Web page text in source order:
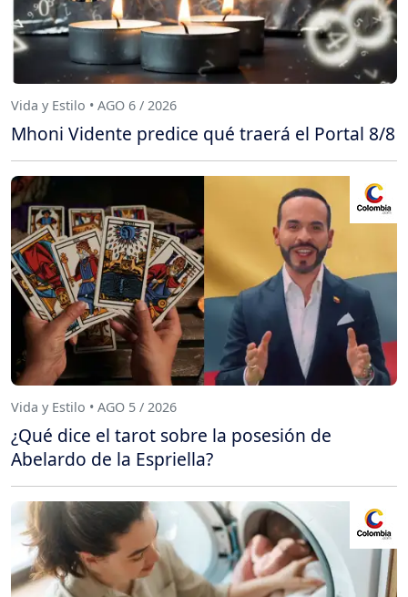
Vida y Estilo • AGO 6 / 2026
Mhoni Vidente predice qué traerá el Portal 8/8
Vida y Estilo • AGO 5 / 2026
¿Qué dice el tarot sobre la posesión de
Abelardo de la Espriella?